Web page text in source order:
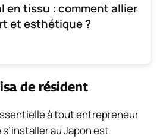
en tissu : comment allier
et esthétique ?
de résident
à tout entrepreneur
au Japon est